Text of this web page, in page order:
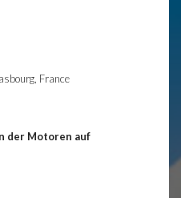
France
der Motoren auf